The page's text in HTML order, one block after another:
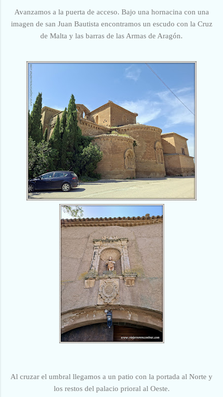
Avanzamos a la puerta de acceso. Bajo una hornacina con una
imagen de san Juan Bautista encontramos un escudo con la Cruz
de Malta y las barras de las Armas de Aragón.
Al cruzar el umbral llegamos a un patio con la portada al Norte y
los restos del palacio prioral al Oeste.